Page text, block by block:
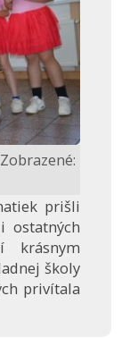
Zobrazené:
prišli
ostatných
krásnym
školy
privítala